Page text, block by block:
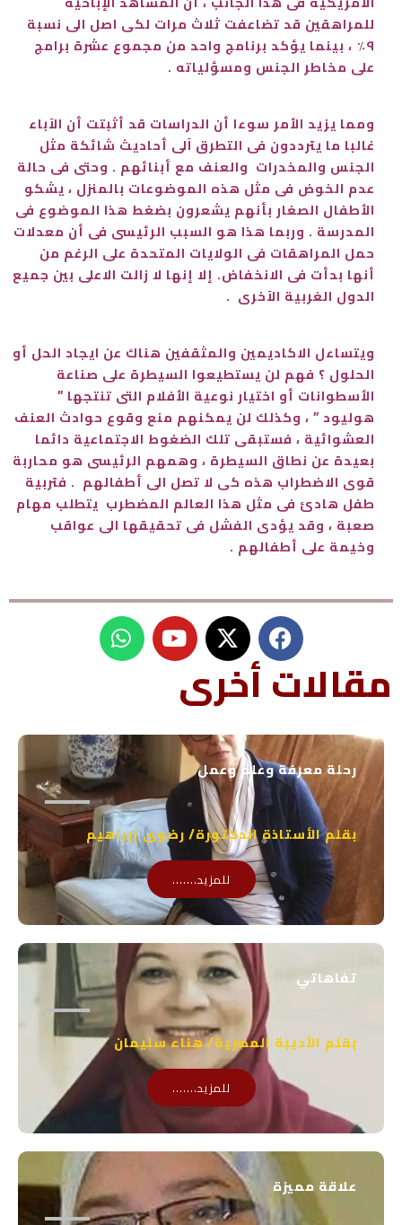
للمراهقين قد تضاعفت ثلاث مرات لكى اصل الى نسبة
٩٪؜ ، بينما يؤكد برنامج واحد من مجموع عشرة برامج
على مخاطر الجنس ومسؤلياته .
ومما يزيد الأمر سوءا أن الدراسات قد أثبتت أن الآباء
غالبا ما يترددون فى التطرق آلى أحاديث شائكة مثل
الجنس والمخدرات والعنف مع أبنائهم . وحتى فى حالة
عدم الخوض فى مثل هذه الموضوعات بالمنزل ، يشكو
الأطفال الصغار بأنهم يشعرون بضغط هذا الموضوع فى
المدرسة . وربما هذا هو السبب الرئيسى فى أن معدلات
حمل المراهقات فى الولايات المتحدة على الرغم من
أنها بدأت فى الانخفاض. إلا إنها لا زالت الاعلى بين جميع
الدول الغربية الآخرى .
ويتساءل الاكاديمين والمثقفين هناك عن ايجاد الحل أو
الحلول ؟ فهم لن يستطيعوا السيطرة على صناعة
الأسطوانات أو اختيار نوعية الأفلام التى تنتجها ”
هوليود ” ، وكذلك لن يمكنهم منع وقوع حوادث العنف
العشوائية ، فستبقى تلك الضغوط الاجتماعية دائما
بعيدة عن نطاق السيطرة ، وهمهم الرئيسى هو محاربة
قوى الاضطراب هذه كى لا تصل الى أطفالهم . فتربية
طفل هادئ فى مثل هذا العالم المضطرب يتطلب مهام
صعبة ، وقد يؤدى الفشل فى تحقيقها الى عواقب
وخيمة على أطفالهم .
u
t
b
e
W
h
a
t
a
p
p
مقالات أخرى
رحلة معرفة وعلم وعمل
بقلم الأستاذة الدكتورة/ رضوى إبراهيم
للمزيد.......
تفاهاتي
بقلم الأديبة المصرية/ هناء سليمان
للمزيد.......
علاقة مميزة